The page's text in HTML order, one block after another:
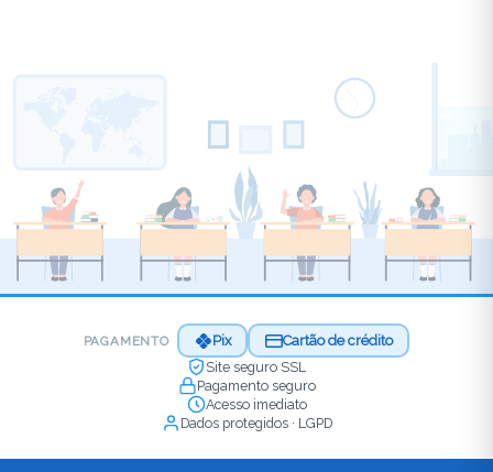
PAGAMENTO Pix
Cartão de crédito
Site seguro SSL
Pagamento seguro
Acesso imediato
Dados protegidos · LGPD